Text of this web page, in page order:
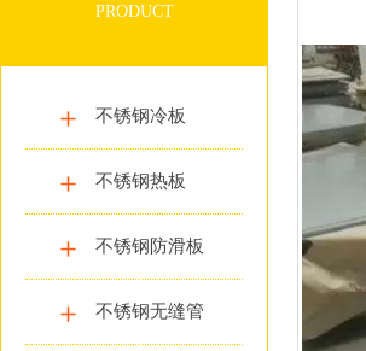
PRODUCT
不锈钢冷板
不锈钢热板
不锈钢防滑板
不锈钢无缝管